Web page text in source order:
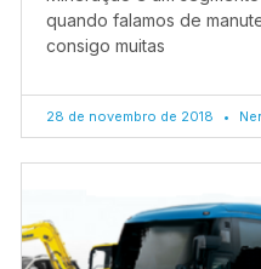
quando falamos de
consigo muitas
28 de novembro de 2018